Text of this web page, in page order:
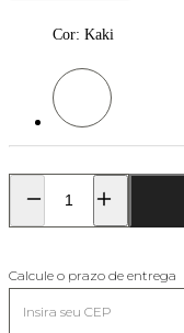
Cor: Kaki
Cor: Kaki
Calcule o prazo de entrega